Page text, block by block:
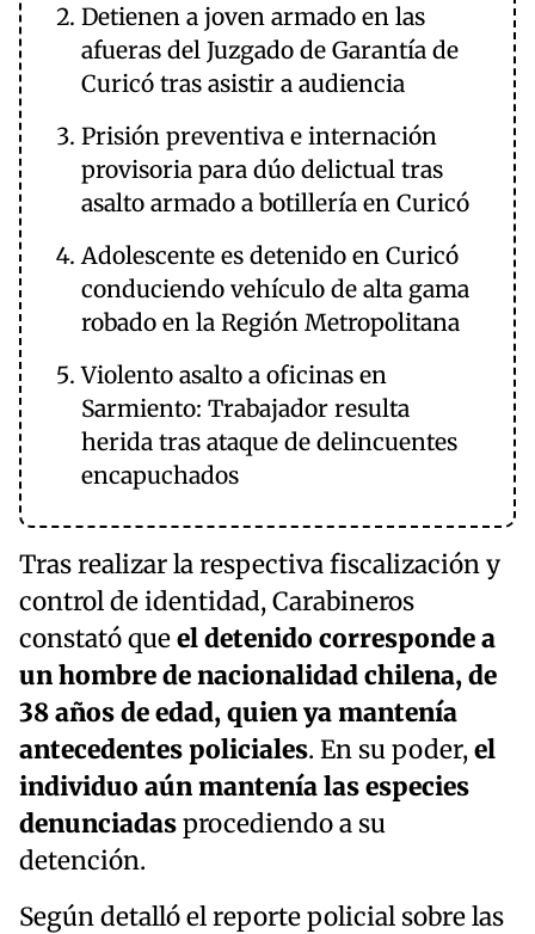
Detienen a joven armado en las
afueras del Juzgado de Garantía de
Curicó tras asistir a audiencia
Prisión preventiva e internación
provisoria para dúo delictual tras
asalto armado a botillería en Curicó
Adolescente es detenido en Curicó
conduciendo vehículo de alta gama
robado en la Región Metropolitana
Violento asalto a oficinas en
Sarmiento: Trabajador resulta
herida tras ataque de delincuentes
encapuchados
Tras realizar la respectiva fiscalización y
control de identidad, Carabineros
constató queel detenido corresponde a
un hombre de nacionalidad chilena, de
38 años de edad, quien ya mantenía
antecedentes policiales. En su poder,el
individuo aún mantenía las especies
denunciadasprocediendo a su
detención.
Según detalló el reporte policial sobre las